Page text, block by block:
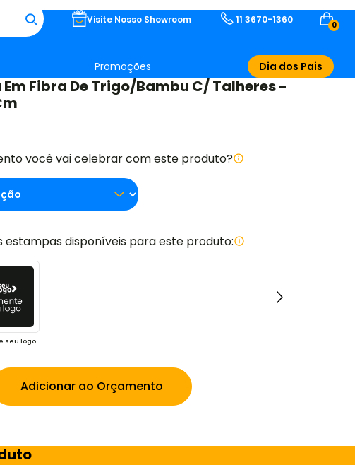
Visite Nosso Showroom 11 3670-1360 0
Promoções Dia dos Pais
Fibra De Trigo/Bambu C/ Talheres -
você vai celebrar com este produto?
estampas disponíveis para este produto:
seu logo
Adicionar ao Orçamento